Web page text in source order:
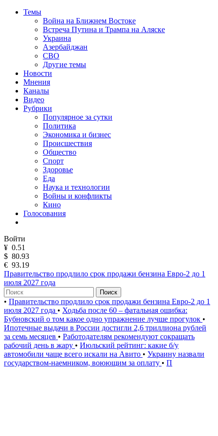
Темы
Война на Ближнем Востоке
Встреча Путина и Трампа на Аляске
Украина
Азербайджан
СВО
Другие темы
Новости
Мнения
Каналы
Видео
Рубрики
Популярное за сутки
Политика
Экономика и бизнес
Происшествия
Общество
Спорт
Здоровье
Еда
Наука и технологии
Войны и конфликты
Кино
Голосования
Войти
¥ 0.51
$ 80.93
€ 93.19
Правительство продлило срок продажи бензина Евро-2 до 1
июля 2027 года
Поиск
• Правительство продлило срок продажи бензина Евро-2 до 1
июля 2027 года • Ходьба после 60 – фатальная ошибка:
Бубновский о том какое одно упражнение лучше прогулок •
Ипотечные выдачи в России достигли 2,6 триллиона рублей
за семь месяцев • Работодателям рекомендуют сокращать
рабочий день в жару • Июльский рейтинг: какие б/у
автомобили чаще всего искали на Авито • Украину назвали
государством-наемником, воюющим за оплату • П